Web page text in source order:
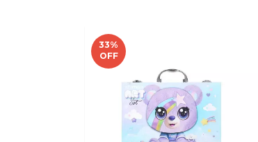
33%
OFF